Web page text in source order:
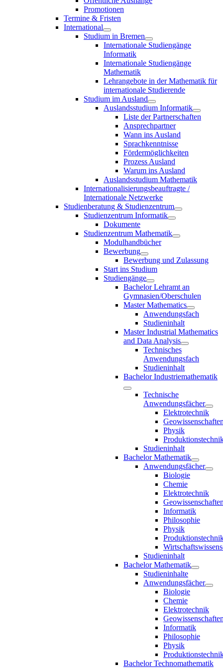
Promotionen
Termine & Fristen
International
Studium in Bremen
Internationale Studiengänge
Informatik
Internationale Studiengänge
Mathematik
Lehrangebote in der Mathematik für
internationale Studierende
Studium im Ausland
Auslandsstudium Informatik
Liste der Partnerschaften
Ansprechpartner
Wann ins Ausland
Sprachkenntnisse
Fördermöglichkeiten
Prozess Ausland
Warum ins Ausland
Auslandsstudium Mathematik
Internationalisierungsbeauftragte /
Internationale Netzwerke
Studienberatung & Studienzentrum
Studienzentrum Informatik
Dokumente
Studienzentrum Mathematik
Modulhandbücher
Bewerbung
Bewerbung und Zulassung
Start ins Studium
Studiengänge
Bachelor Lehramt an
Gymnasien/Oberschulen
Master Mathematics
Anwendungsfach
Studieninhalt
Master Industrial Mathematics
and Data Analysis
Technisches
Anwendungsfach
Studieninhalt
Bachelor Industriemathematik
Technische
Anwendungsfächer
Elektrotechnik
Physik
Studieninhalt
Bachelor Mathematik
Anwendungsfächer
Biologie
Chemie
Elektrotechnik
Informatik
Philosophie
Physik
Studieninhalt
Bachelor Mathematik
Studieninhalte
Anwendungsfächer
Biologie
Chemie
Elektrotechnik
Informatik
Philosophie
Physik
Bachelor Technomathematik